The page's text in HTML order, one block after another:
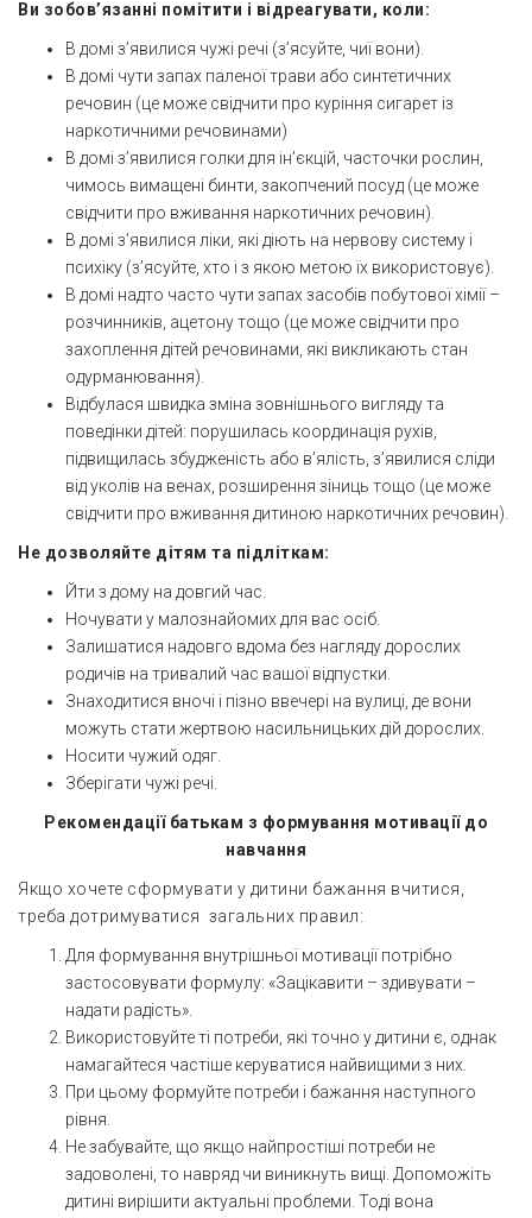
Ви зобов’язанні помітити і відреагувати, коли:
В домі з’явилися чужі речі (з’ясуйте, чиї вони).
В домі чути запах паленої трави або синтетичних
речовин (це може свідчити про куріння сигарет із
наркотичними речовинами)
В домі з’явилися голки для ін’єкцій, часточки рослин,
чимось вимащені бинти, закопчений посуд (це може
свідчити про вживання наркотичних речовин).
В домі з’явилися ліки, які діють на нервову систему і
психіку (з’ясуйте, хто і з якою метою їх використовує).
В домі надто часто чути запах засобів побутової хімії –
розчинників, ацетону тощо (це може свідчити про
захоплення дітей речовинами, які викликають стан
одурманювання).
Відбулася швидка зміна зовнішнього вигляду та
поведінки дітей: порушилась координація рухів,
підвищилась збудженість або в’ялість, з’явилися сліди
від уколів на венах, розширення зіниць тощо (це може
свідчити про вживання дитиною наркотичних речовин).
Не дозволяйте дітям та підліткам:
Йти з дому на довгий час.
Ночувати у малознайомих для вас осіб.
Залишатися надовго вдома без нагляду дорослих
родичів на тривалий час вашої відпустки.
Знаходитися вночі і пізно ввечері на вулиці, де вони
можуть стати жертвою насильницьких дій дорослих.
Носити чужий одяг.
Зберігати чужі речі.
Рекомендації батькам з формування мотивації до
навчання
Якщо хочете сформувати у дитини бажання вчитися,
треба дотримуватися загальних правил:
Для формування внутрішньої мотивації потрібно
застосовувати формулу: «Зацікавити – здивувати –
надати радість».
Використовуйте ті потреби, які точно у дитини є, однак
намагайтеся частіше керуватися найвищими з них.
При цьому формуйте потреби і бажання наступного
рівня.
Не забувайте, що якщо найпростіші потреби не
задоволені, то навряд чи виникнуть вищі. Допоможіть
дитині вирішити актуальні проблеми. Тоді вона